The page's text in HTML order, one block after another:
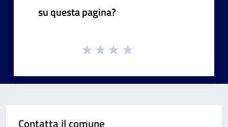
su questa pagina?
Contatta il comune